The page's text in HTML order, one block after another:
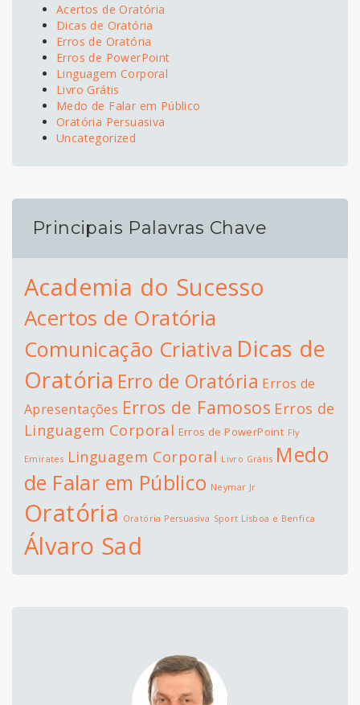
Acertos de Oratória
Dicas de Oratória
Erros de Oratória
Erros de PowerPoint
Linguagem Corporal
Livro Grátis
Medo de Falar em Público
Oratória Persuasiva
Uncategorized
Principais Palavras Chave
Academia do Sucesso
Acertos de Oratória
Comunicação Criativa Dicas de
Oratória Erro de Oratória Erros de
Apresentações Erros de Famosos Erros de
Linguagem Corporal Erros de PowerPoint Fly
Emirates Linguagem Corporal Livro Grátis Medo
de Falar em Público Neymar Jr
Oratória Oratória Persuasiva Sport Lisboa e Benfica
Álvaro Sad